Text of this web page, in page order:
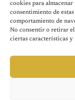
cookies para
consentimiento de
comportamiento de
No consentir o retirar
ciertas características y
El Proceso
Contacto
Condiciones